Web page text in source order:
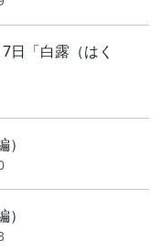
「白露（はく